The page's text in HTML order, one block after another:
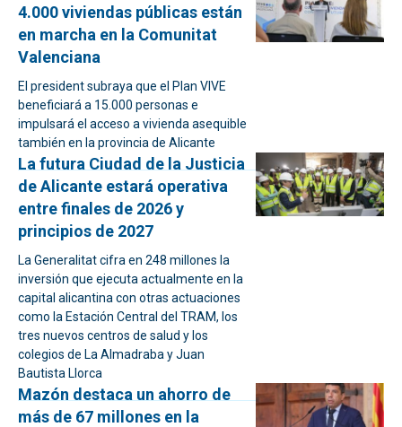
4.000 viviendas públicas están
en marcha en la Comunitat
Valenciana
El president subraya que el Plan VIVE
beneficiará a 15.000 personas e
impulsará el acceso a vivienda asequible
también en la provincia de Alicante
La futura Ciudad de la Justicia
de Alicante estará operativa
entre finales de 2026 y
principios de 2027
La Generalitat cifra en 248 millones la
inversión que ejecuta actualmente en la
capital alicantina con otras actuaciones
como la Estación Central del TRAM, los
tres nuevos centros de salud y los
colegios de La Almadraba y Juan
Bautista Llorca
Mazón destaca un ahorro de
más de 67 millones en la